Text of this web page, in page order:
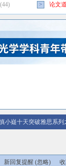
(44) > 论文
慎小嶷十天突破雅思系
新回复提醒 (忽略)